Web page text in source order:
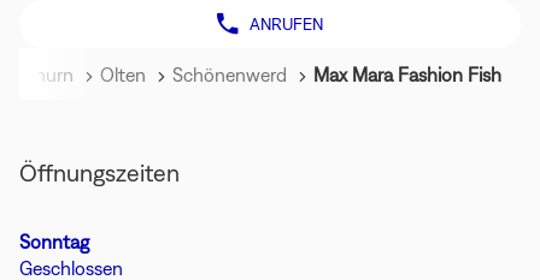
ANRUFEN
DER
MARA
Olten Schönenwerd Max Mara Fashion Fish
Öffnungszeiten
Heutige
Öffnungszeiten
Sonntag
Geschlossen